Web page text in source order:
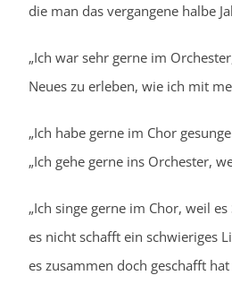
die man das vergangene halbe
„Ich war sehr gerne im
Neues zu erleben, wie ich mit
„Ich habe gerne im Chor
„Ich gehe gerne ins Orchester,
„Ich singe gerne im Chor, weil
es nicht schafft ein schwieriges
es zusammen doch geschafft